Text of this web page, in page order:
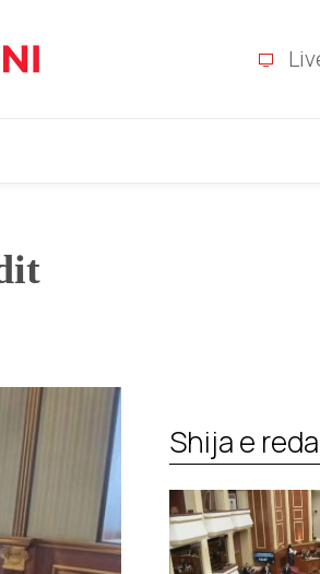
Shija e